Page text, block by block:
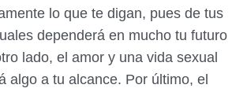
lo que te digan, pues de tus
dependerá en mucho tu futuro
lado, el amor y una vida sexual
algo a tu alcance. Por último, el